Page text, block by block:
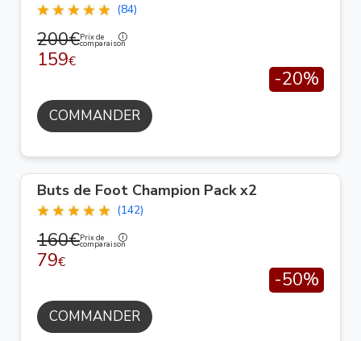
(84)
200€Prix de
comparaison
159€
-20%
COMMANDER
Buts de Foot Champion Pack x2
(142)
160€Prix de
comparaison
79€
-50%
COMMANDER